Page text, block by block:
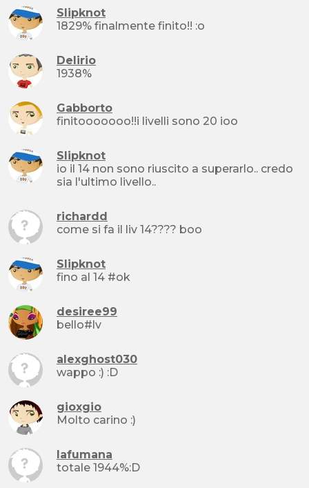
Slipknot
1829% finalmente finito!! :o
Delirio
1938%
Gabborto
finitooooooo!!i livelli sono 20 ioo
Slipknot
io il 14 non sono riuscito a superarlo.. credo
sia l'ultimo livello..
richardd
come si fa il liv 14???? boo
Slipknot
fino al 14 #ok
desiree99
bello#lv
alexghost030
wappo :) :D
gioxgio
Molto carino :)
lafumana
totale 1944%:D